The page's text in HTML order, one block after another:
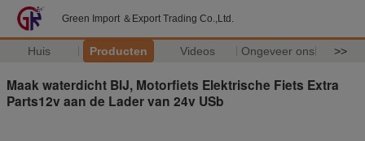
Green Import ＆Export Trading Co.,Ltd.
Huis Producten Videos Ongeveer ons >>
Maak waterdicht BIJ, Motorfiets Elektrische Fiets Extra
Parts12v aan de Lader van 24v USb